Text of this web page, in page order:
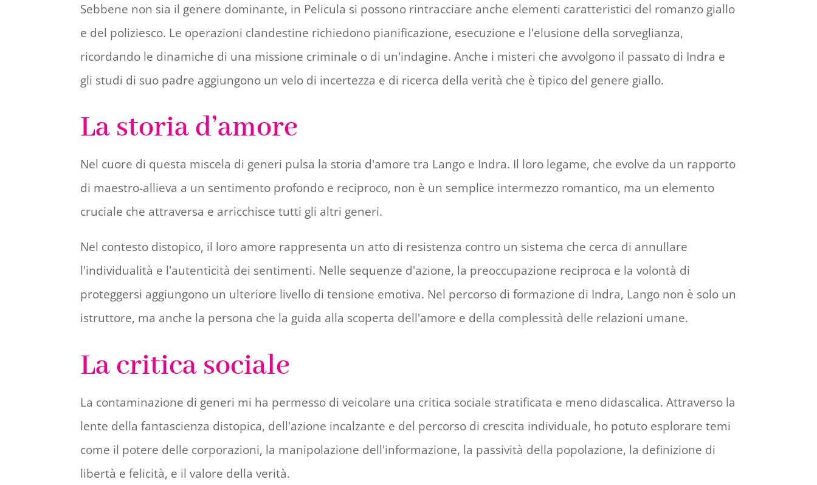
Sebbene non sia il genere dominante, in Pelicula si possono rintracciare anche elementi caratteristici del romanzo giallo
e del poliziesco. Le operazioni clandestine richiedono pianificazione, esecuzione e l'elusione della sorveglianza,
ricordando le dinamiche di una missione criminale o di un'indagine. Anche i misteri che avvolgono il passato di Indra e
gli studi di suo padre aggiungono un velo di incertezza e di ricerca della verità che è tipico del genere giallo.
La storia d’amore
Nel cuore di questa miscela di generi pulsa la storia d'amore tra Lango e Indra. Il loro legame, che evolve da un rapporto
di maestro-allieva a un sentimento profondo e reciproco, non è un semplice intermezzo romantico, ma un elemento
cruciale che attraversa e arricchisce tutti gli altri generi.
Nel contesto distopico, il loro amore rappresenta un atto di resistenza contro un sistema che cerca di annullare
l'individualità e l'autenticità dei sentimenti. Nelle sequenze d'azione, la preoccupazione reciproca e la volontà di
proteggersi aggiungono un ulteriore livello di tensione emotiva. Nel percorso di formazione di Indra, Lango non è solo un
istruttore, ma anche la persona che la guida alla scoperta dell'amore e della complessità delle relazioni umane.
La critica sociale
La contaminazione di generi mi ha permesso di veicolare una critica sociale stratificata e meno didascalica. Attraverso la
lente della fantascienza distopica, dell'azione incalzante e del percorso di crescita individuale, ho potuto esplorare temi
come il potere delle corporazioni, la manipolazione dell'informazione, la passività della popolazione, la definizione di
libertà e felicità, e il valore della verità.